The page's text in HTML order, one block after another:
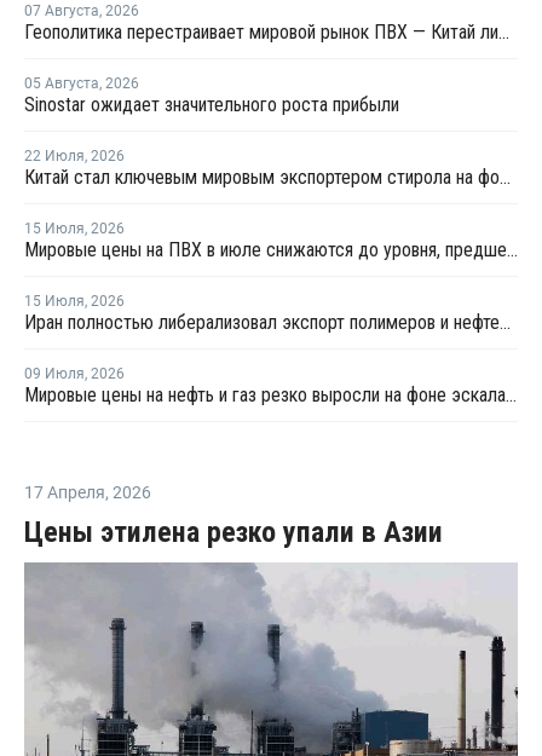
07 Августа, 2026
Геополитика перестраивает мировой рынок ПВХ — Китай лидирует в экспорте
05 Августа, 2026
Sinostar ожидает значительного роста прибыли
22 Июля, 2026
Китай стал ключевым мировым экспортером стирола на фоне кризиса на Ближнем Востоке
15 Июля, 2026
Мировые цены на ПВХ в июле снижаются до уровня, предшествовавшего конфликту на Ближнем Востоке
15 Июля, 2026
Иран полностью либерализовал экспорт полимеров и нефтехимии после отмены чрезвычайных ограничений
09 Июля, 2026
Мировые цены на нефть и газ резко выросли на фоне эскалации на Ближнем Востоке
17 Апреля, 2026
Цены этилена резко упали в Азии